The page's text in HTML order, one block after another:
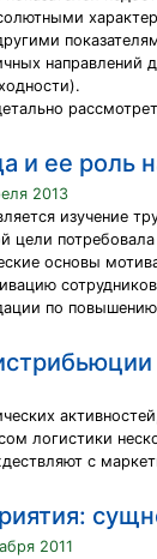
направлений
и ее роль
2013
изучение
цели
основы
по
логистики
с
2011